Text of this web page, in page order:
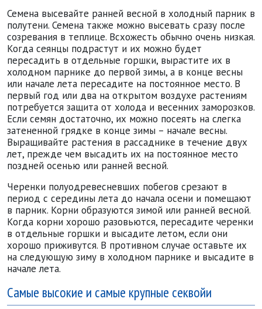
Семена высевайте ранней весной в холодный парник в
полутени. Семена также можно высевать сразу после
созревания в теплице. Всхожесть обычно очень низкая.
Когда сеянцы подрастут и их можно будет
пересадить в отдельные горшки, вырастите их в
холодном парнике до первой зимы, а в конце весны
или начале лета пересадите на постоянное место. В
первый год или два на открытом воздухе растениям
потребуется защита от холода и весенних заморозков.
Если семян достаточно, их можно посеять на слегка
затененной грядке в конце зимы – начале весны.
Выращивайте растения в рассаднике в течение двух
лет, прежде чем высадить их на постоянное место
поздней осенью или ранней весной.
Черенки полуодревесневших побегов срезают в
период с середины лета до начала осени и помещают
в парник. Корни образуются зимой или ранней весной.
Когда корни хорошо разовьются, пересадите черенки
в отдельные горшки и высадите летом, если они
хорошо приживутся. В противном случае оставьте их
на следующую зиму в холодном парнике и высадите в
начале лета.
Самые высокие и самые крупные секвойи